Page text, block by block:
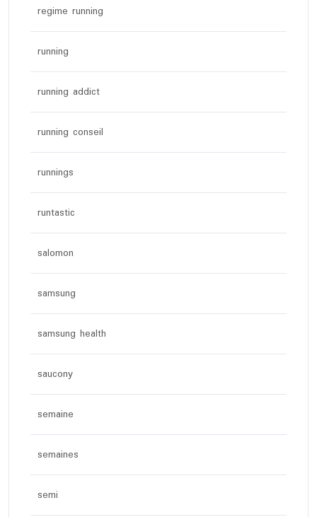
regime running
running
running addict
running conseil
runnings
runtastic
salomon
samsung
samsung health
saucony
semaine
semaines
semi